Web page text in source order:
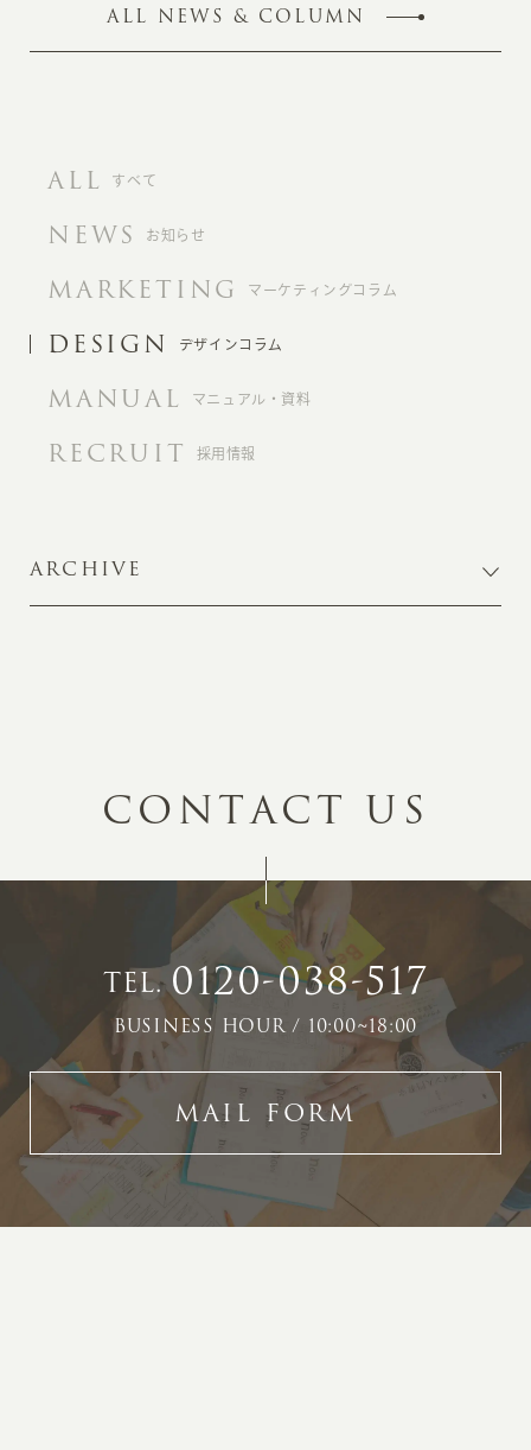
ALL NEWS & COLUMN
ALL すべて
NEWS お知らせ
MARKETING マーケティングコラム
DESIGN デザインコラム
MANUAL マニュアル・資料
RECRUIT 採用情報
ARCHIVE
CONTACT US
TEL.0120-038-517
BUSINESS HOUR / 10:00~18:00
MAIL FORM